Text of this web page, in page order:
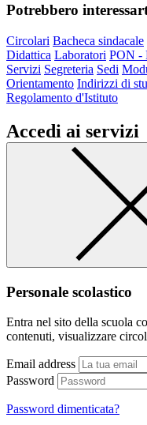
Potrebbero
Circolari Bacheca sindacale
Didattica Laboratori PON -
Servizi Segreteria Sedi
Orientamento Indirizzi di
Regolamento d'Istituto
Accedi ai servizi
Personale scolastico
Entra nel sito della scuola
contenuti, visualizzare
Email address
Password
Password dimenticata?